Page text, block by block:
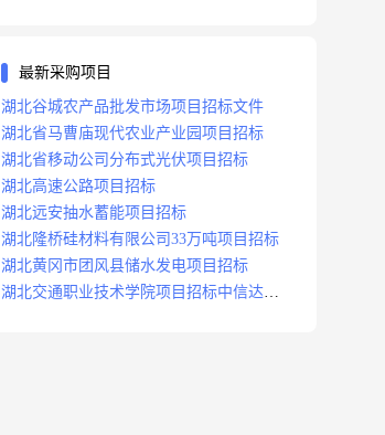
最新采购项目
湖北谷城农产品批发市场项目招标文件
湖北省马曹庙现代农业产业园项目招标
湖北省移动公司分布式光伏项目招标
湖北高速公路项目招标
湖北远安抽水蓄能项目招标
湖北隆桥硅材料有限公司33万吨项目招标
湖北黄冈市团风县储水发电项目招标
湖北交通职业技术学院项目招标中信达咨